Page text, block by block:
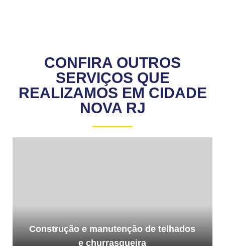
CONFIRA OUTROS
SERVIÇOS QUE
REALIZAMOS EM CIDADE
NOVA RJ
Construção e manutenção de telhados
e churrasqueira